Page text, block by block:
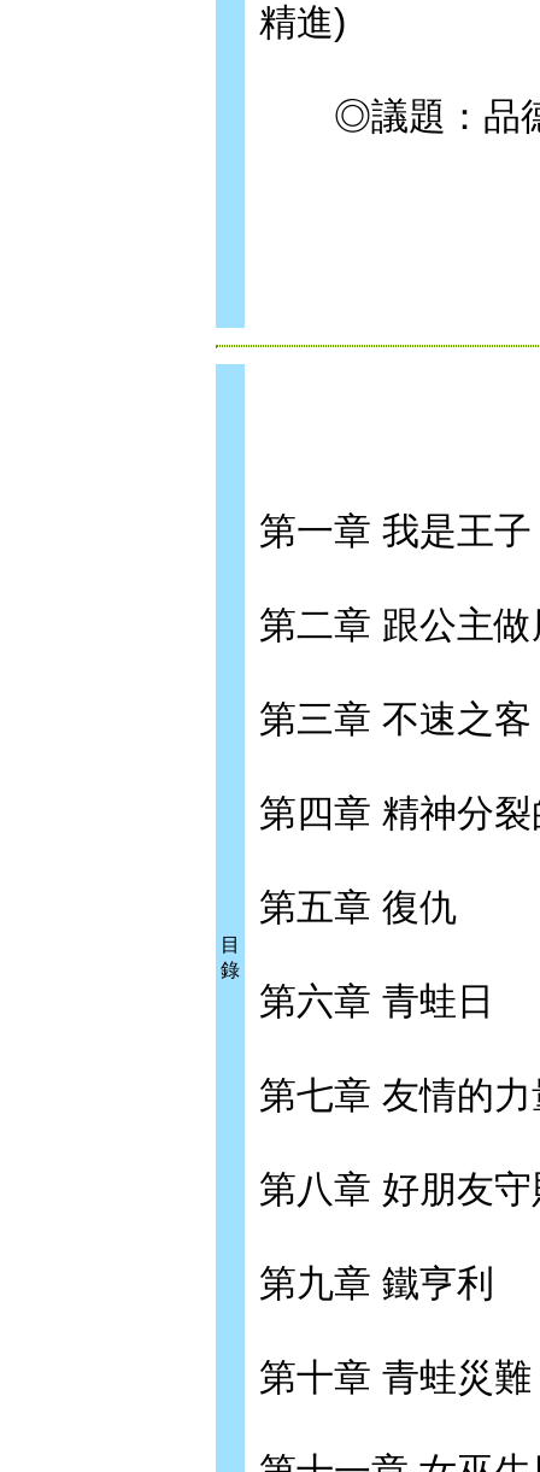
精進)
◎議題：品德
目
錄
第一章 我是王子
第二章 跟公主
第三章 不速之客
第四章 精神分
第五章 復仇
第六章 青蛙日
第七章 友情的力
第八章 好朋友守
第九章 鐵亨利
第十章 青蛙災難